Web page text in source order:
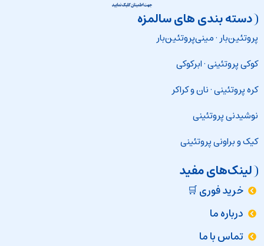
دسته بندی های سالمزه
پروتئین‌بار·مینی‌پروتئین‌بار
کوکی پروتئینی·ابرکوکی
کره پروتئینی·نان و کراکر
نوشیدنی پروتئینی
کیک و براونی پروتئینی
لینک‌های مفید
خرید فوری 🛒
درباره ما
تماس با ما